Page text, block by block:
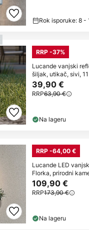
Rok isporuke: 8 -
RRP -37%
Lucande vanjski
šiljak, utikač, sivi,
39,90 €
RRP63,90 €
Na lageru
RRP -64,00 €
Lucande LED
Florka, prirodni
109,90 €
RRP173,90 €
Na lageru